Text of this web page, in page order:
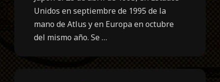
Unidos en septiembre de 1995 de la
mano de Atlus y en Europa en octubre
del mismo año. Se …